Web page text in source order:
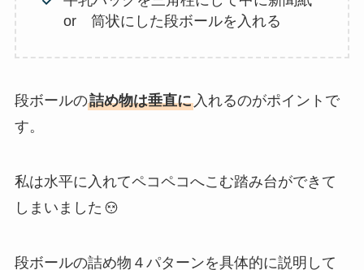
or 筒状にした段ボールを入れる
段ボールの詰め物は垂直に入れるのがポイントで
す。
私は水平に入れてペコペコへこむ踏み台ができて
しまいました
段ボールの詰め物４パターンを具体的に説明して